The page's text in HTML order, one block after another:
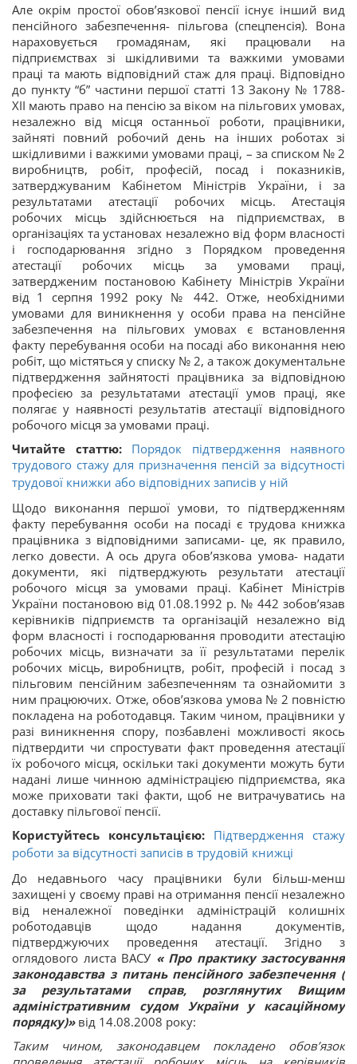
Але окрім простої обов’язкової пенсії існує інший вид
пенсійного забезпечення- пільгова (спецпенсія). Вона
нараховується громадянам, які працювали на
підприємствах зі шкідливими та важкими умовами
праці та мають відповідний стаж для праці. Відповідно
до пункту “б” частини першої статті 13 Закону № 1788-
ХІІ мають право на пенсію за віком на пільгових умовах,
незалежно від місця останньої роботи, працівники,
зайняті повний робочий день на інших роботах зі
шкідливими і важкими умовами праці, – за списком № 2
виробництв, робіт, професій, посад і показників,
затверджуваним Кабінетом Міністрів України, і за
результатами атестації робочих місць. Атестація
робочих місць здійснюється на підприємствах, в
організаціях та установах незалежно від форм власності
і господарювання згідно з Порядком проведення
атестації робочих місць за умовами праці,
затвердженим постановою Кабінету Міністрів України
від 1 серпня 1992 року № 442. Отже, необхідними
умовами для виникнення у особи права на пенсійне
забезпечення на пільгових умовах є встановлення
факту перебування особи на посаді або виконання нею
робіт, що містяться у списку № 2, а також документальне
підтвердження зайнятості працівника за відповідною
професією за результатами атестації умов праці, яке
полягає у наявності результатів атестації відповідного
робочого місця за умовами праці.
Читайте статтю: Порядок підтвердження наявного
трудового стажу для призначення пенсій за відсутності
трудової книжки або відповідних записів у ній
Щодо виконання першої умови, то підтвердженням
факту перебування особи на посаді є трудова книжка
працівника з відповідними записами- це, як правило,
легко довести. А ось друга обов’язкова умова- надати
документи, які підтверджують результати атестації
робочого місця за умовами праці. Кабінет Міністрів
України постановою від 01.08.1992 р. № 442 зобов’язав
керівників підприємств та організацій незалежно від
форм власності і господарювання проводити атестацію
робочих місць, визначати за її результатами перелік
робочих місць, виробництв, робіт, професій і посад з
пільговим пенсійним забезпеченням та ознайомити з
ним працюючих. Отже, обов’язкова умова № 2 повністю
покладена на роботодавця. Таким чином, працівники у
разі виникнення спору, позбавлені можливості якось
підтвердити чи спростувати факт проведення атестації
їх робочого місця, оскільки такі документи можуть бути
надані лише чинною адміністрацією підприємства, яка
може приховати такі факти, щоб не витрачуватись на
доставку пільгової пенсії.
Користуйтесь консультацією: Підтвердження стажу
роботи за відсутності записів в трудовій книжці
До недавнього часу працівники були більш-менш
захищені у своєму праві на отримання пенсії незалежно
від неналежної поведінки адміністрацій колишніх
роботодавців щодо надання документів,
підтверджуючих проведення атестації. Згідно з
оглядового листа ВАСУ « Про практику застосування
законодавства з питань пенсійного забезпечення (
за результатами справ, розглянутих Вищим
адміністративним судом України у касаційному
порядку)»від 14.08.2008 року:
Таким чином, законодавцем покладено обов’язок